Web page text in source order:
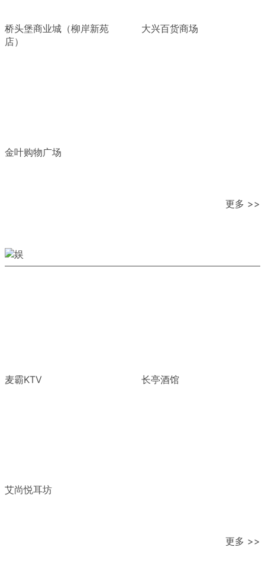
桥头堡商业城（柳岸新苑
店）
大兴百货商场
金叶购物广场
更多 >>
麦霸KTV 长亭酒馆
艾尚悦耳坊
更多 >>